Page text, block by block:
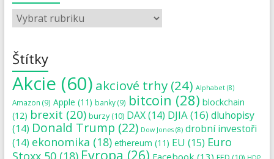
Štítky
Akcie (60) akciové trhy(24) Alphabet(8)
Amazon (9) Apple (11) banky(9) bitcoin (28) blockchain
(12) brexit (20) burzy(10) DAX(14) DJIA(16)dluhopisy
(14) Donald Trump (22) Dow Jones(8) drobní investoři
(14) ekonomika (18) ethereum (11) EU (15) Euro
Stoxx 50(18) Evropa (26) Facebook (13)